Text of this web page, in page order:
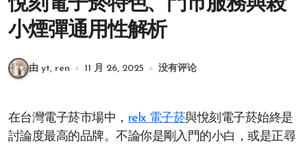
悅刻電子菸特色、門市服務與殺
小煙彈通用性解析
由 yt, ren 11 月 26, 2025 没有评论
在台灣電子菸市場中， relx 電子菸與悅刻電子菸始終是
討論度最高的品牌。不論你是剛入門的小白，或是正尋